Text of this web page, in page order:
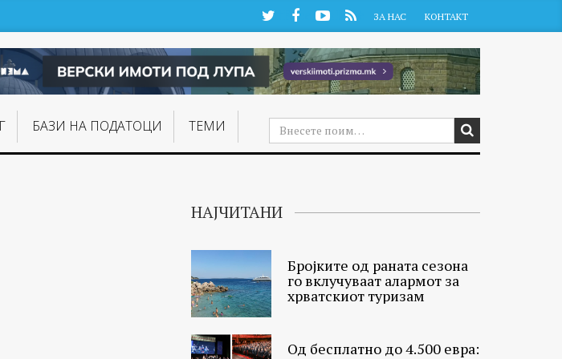
TwitterFacebookYouTube
RSS ЗА НАС КОНТАКТ
БАЗИ НА ПОДАТОЦИ ТЕМИ
НАЈЧИТАНИ
Бројките од раната сезона
го вклучуваат алармот за
хрватскиот туризам
Од бесплатно до 4.500 евра: